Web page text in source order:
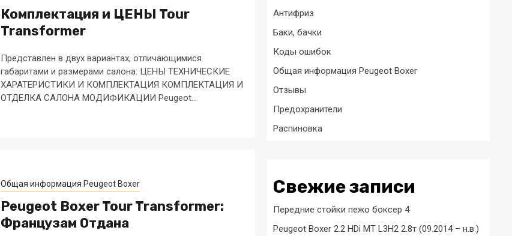
Комплектация и ЦЕНЫ Tour
Transformer
Представлен в двух вариантах, отличающимися
габаритами и размерами салона: ЦЕНЫ ТЕХНИЧЕСКИЕ
ХАРАТЕРИСТИКИ И КОМПЛЕКТАЦИЯ КОМПЛЕКТАЦИЯ И
ОТДЕЛКА САЛОНА МОДИФИКАЦИИ Peugeot...
Общая информация Peugeot Boxer
Peugeot Boxer Tour Transformer:
Французам Отдана
Антифриз
Баки, бачки
Коды ошибок
Общая информация Peugeot Boxer
Отзывы
Предохранители
Распиновка
Свежие записи
Передние стойки пежо боксер 4
Peugeot Boxer 2.2 HDi MT L3H2 2.8т (09.2014 – н.в.)